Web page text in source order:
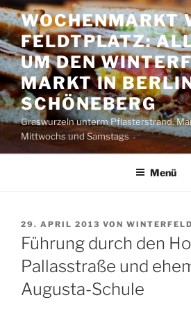
Zum
Inhalt
springen
WOCHENMARKT
FELDT­PLATZ:
UM DEN
MARKT IN
SCHÖNEBERG
Graswurzeln unterm Pflasterstrand.
Mittwochs und Samstags
Menü
VERÖFFENTLICHT
AM
29. APRIL 2013 VON
Führung durch den
Pallasstraße und
Augusta-Schule